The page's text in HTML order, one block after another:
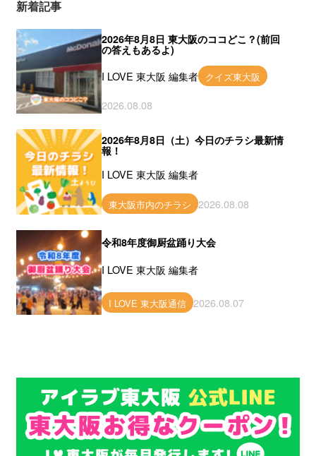
新着記事
2026年8月8日 東大阪のココどこ？(前回
の答えもあるよ)
I LOVE 東大阪 編集者 クイズ東大阪
2026.08.08
2026年8月8日（土）今日のチラシ最新情
報！
I LOVE 東大阪 編集者
東大阪市内のチラシ 2026.08.08
令和8年度御厨盆踊り大会
I LOVE 東大阪 編集者
I LOVE 東大阪通信 2026.08.07